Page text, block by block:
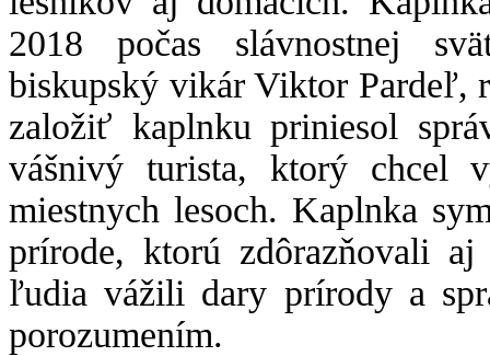
2018 počas slávnostnej
biskupský vikár Viktor Pardeľ,
založiť kaplnku priniesol
vášnivý turista, ktorý chcel
miestnych lesoch. Kaplnka
prírode, ktorú zdôrazňovali
ľudia vážili dary prírody a
porozumením.